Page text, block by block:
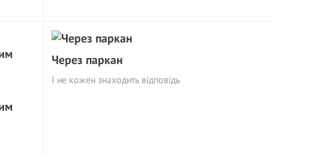
Через паркан
І не кожен знаходить відповідь